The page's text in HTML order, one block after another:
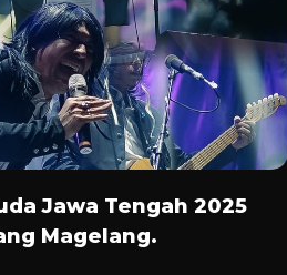
Jawa Tengah 2025
Magelang.